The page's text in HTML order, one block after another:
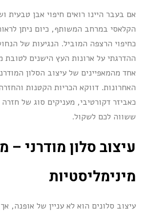
אם בעבר היינו רואים חיפוי אבן טבעית
הקלאסי במרחב המשותף, כיום ניתן
כחיפוי הרצפה המוביל. הנגיעות של
ההדרגתי על ארונות העץ הישנים
אחד מהמאפיינים של עיצוב הסלון
האחרונות. דווקא הכריות הקטנות
כאביזר דקורטיבי, מעניקים סוג של
ששווה לכם לשקול.
עיצוב סלון מודרני –
מינימליסטיות
עיצוב סלונים הוא לא עניין של אופנה,